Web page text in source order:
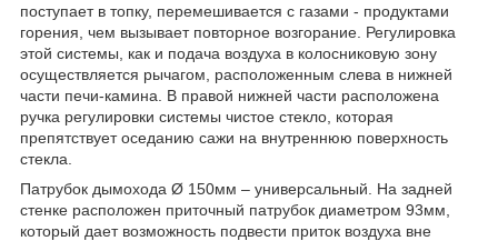
поступает в топку, перемешивается с газами - продуктами
горения, чем вызывает повторное возгорание. Регулировка
этой системы, как и подача воздуха в колосниковую зону
осуществляется рычагом, расположенным слева в нижней
части печи-камина. В правой нижней части расположена
ручка регулировки системы чистое стекло, которая
препятствует оседанию сажи на внутреннюю поверхность
стекла.
Патрубок дымохода Ø 150мм – универсальный. На задней
стенке расположен приточный патрубок диаметром 93мм,
который дает возможность подвести приток воздуха вне